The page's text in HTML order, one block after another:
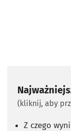
(kliknij, aby
Z czego